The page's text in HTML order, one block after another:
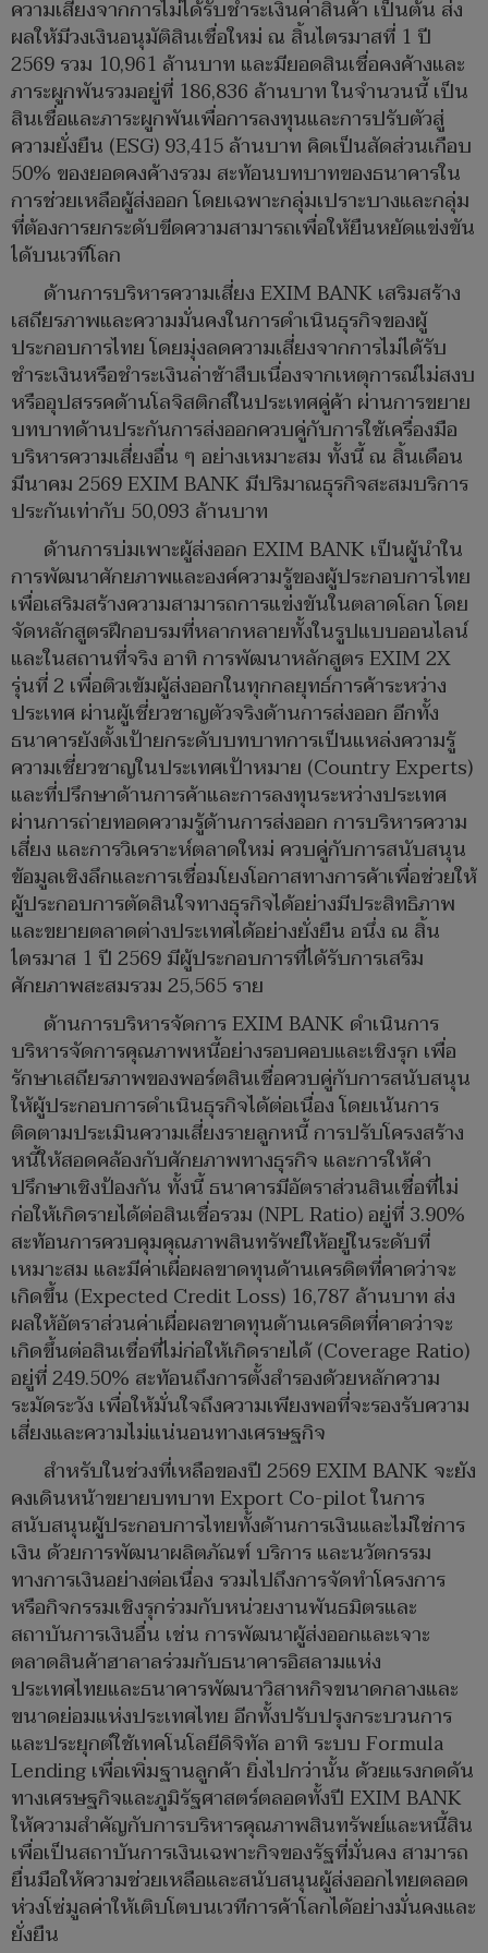
ความเสี่ยงจากการไม่ได้รับชำระเงินค่าสินค้า เป็นต้น ส่ง
ผลให้มีวงเงินอนุมัติสินเชื่อใหม่ ณ สิ้นไตรมาสที่ 1 ปี
2569 รวม 10,961 ล้านบาท และมียอดสินเชื่อคงค้างและ
ภาระผูกพันรวมอยู่ที่ 186,836 ล้านบาท ในจำนวนนี้ เป็น
สินเชื่อและภาระผูกพันเพื่อการลงทุนและการปรับตัวสู่
ความยั่งยืน (ESG) 93,415 ล้านบาท คิดเป็นสัดส่วนเกือบ
50% ของยอดคงค้างรวม สะท้อนบทบาทของธนาคารใน
การช่วยเหลือผู้ส่งออก โดยเฉพาะกลุ่มเปราะบางและกลุ่ม
ที่ต้องการยกระดับขีดความสามารถเพื่อให้ยืนหยัดแข่งขัน
ได้บนเวทีโลก
ด้านการบริหารความเสี่ยง EXIM BANK เสริมสร้าง
เสถียรภาพและความมั่นคงในการดำเนินธุรกิจของผู้
ประกอบการไทย โดยมุ่งลดความเสี่ยงจากการไม่ได้รับ
ชำระเงินหรือชำระเงินล่าช้าสืบเนื่องจากเหตุการณ์ไม่สงบ
หรืออุปสรรคด้านโลจิสติกส์ในประเทศคู่ค้า ผ่านการขยาย
บทบาทด้านประกันการส่งออกควบคู่กับการใช้เครื่องมือ
บริหารความเสี่ยงอื่น ๆ อย่างเหมาะสม ทั้งนี้ ณ สิ้นเดือน
มีนาคม 2569 EXIM BANK มีปริมาณธุรกิจสะสมบริการ
ประกันเท่ากับ 50,093 ล้านบาท
ด้านการบ่มเพาะผู้ส่งออก EXIM BANK เป็นผู้นำใน
การพัฒนาศักยภาพและองค์ความรู้ของผู้ประกอบการไทย
เพื่อเสริมสร้างความสามารถการแข่งขันในตลาดโลก โดย
จัดหลักสูตรฝึกอบรมที่หลากหลายทั้งในรูปแบบออนไลน์
และในสถานที่จริง อาทิ การพัฒนาหลักสูตร EXIM 2X
รุ่นที่ 2 เพื่อติวเข้มผู้ส่งออกในทุกกลยุทธ์การค้าระหว่าง
ประเทศ ผ่านผู้เชี่ยวชาญตัวจริงด้านการส่งออก อีกทั้ง
ธนาคารยังตั้งเป้ายกระดับบทบาทการเป็นแหล่งความรู้
ความเชี่ยวชาญในประเทศเป้าหมาย (Country Experts)
และที่ปรึกษาด้านการค้าและการลงทุนระหว่างประเทศ
ผ่านการถ่ายทอดความรู้ด้านการส่งออก การบริหารความ
เสี่ยง และการวิเคราะห์ตลาดใหม่ ควบคู่กับการสนับสนุน
ข้อมูลเชิงลึกและการเชื่อมโยงโอกาสทางการค้าเพื่อช่วยให้
ผู้ประกอบการตัดสินใจทางธุรกิจได้อย่างมีประสิทธิภาพ
และขยายตลาดต่างประเทศได้อย่างยั่งยืน อนึ่ง ณ สิ้น
ไตรมาส 1 ปี 2569 มีผู้ประกอบการที่ได้รับการเสริม
ศักยภาพสะสมรวม 25,565 ราย
ด้านการบริหารจัดการ EXIM BANK ดำเนินการ
บริหารจัดการคุณภาพหนี้อย่างรอบคอบและเชิงรุก เพื่อ
รักษาเสถียรภาพของพอร์ตสินเชื่อควบคู่กับการสนับสนุน
ให้ผู้ประกอบการดำเนินธุรกิจได้ต่อเนื่อง โดยเน้นการ
ติดตามประเมินความเสี่ยงรายลูกหนี้ การปรับโครงสร้าง
หนี้ให้สอดคล้องกับศักยภาพทางธุรกิจ และการให้คำ
ปรึกษาเชิงป้องกัน ทั้งนี้ ธนาคารมีอัตราส่วนสินเชื่อที่ไม่
ก่อให้เกิดรายได้ต่อสินเชื่อรวม (NPL Ratio) อยู่ที่ 3.90%
สะท้อนการควบคุมคุณภาพสินทรัพย์ให้อยู่ในระดับที่
เหมาะสม และมีค่าเผื่อผลขาดทุนด้านเครดิตที่คาดว่าจะ
เกิดขึ้น (Expected Credit Loss) 16,787 ล้านบาท ส่ง
ผลให้อัตราส่วนค่าเผื่อผลขาดทุนด้านเครดิตที่คาดว่าจะ
เกิดขึ้นต่อสินเชื่อที่ไม่ก่อให้เกิดรายได้ (Coverage Ratio)
อยู่ที่ 249.50% สะท้อนถึงการตั้งสำรองด้วยหลักความ
ระมัดระวัง เพื่อให้มั่นใจถึงความเพียงพอที่จะรองรับความ
เสี่ยงและความไม่แน่นอนทางเศรษฐกิจ
สำหรับในช่วงที่เหลือของปี 2569 EXIM BANK จะยัง
คงเดินหน้าขยายบทบาท Export Co-pilot ในการ
สนับสนุนผู้ประกอบการไทยทั้งด้านการเงินและไม่ใช่การ
เงิน ด้วยการพัฒนาผลิตภัณฑ์ บริการ และนวัตกรรม
ทางการเงินอย่างต่อเนื่อง รวมไปถึงการจัดทำโครงการ
หรือกิจกรรมเชิงรุกร่วมกับหน่วยงานพันธมิตรและ
สถาบันการเงินอื่น เช่น การพัฒนาผู้ส่งออกและเจาะ
ตลาดสินค้าฮาลาลร่วมกับธนาคารอิสลามแห่ง
ประเทศไทยและธนาคารพัฒนาวิสาหกิจขนาดกลางและ
ขนาดย่อมแห่งประเทศไทย อีกทั้งปรับปรุงกระบวนการ
และประยุกต์ใช้เทคโนโลยีดิจิทัล อาทิ ระบบ Formula
Lending เพื่อเพิ่มฐานลูกค้า ยิ่งไปกว่านั้น ด้วยแรงกดดัน
ทางเศรษฐกิจและภูมิรัฐศาสตร์ตลอดทั้งปี EXIM BANK
ให้ความสำคัญกับการบริหารคุณภาพสินทรัพย์และหนี้สิน
เพื่อเป็นสถาบันการเงินเฉพาะกิจของรัฐที่มั่นคง สามารถ
ยื่นมือให้ความช่วยเหลือและสนับสนุนผู้ส่งออกไทยตลอด
ห่วงโซ่มูลค่าให้เติบโตบนเวทีการค้าโลกได้อย่างมั่นคงและ
ยั่งยืน